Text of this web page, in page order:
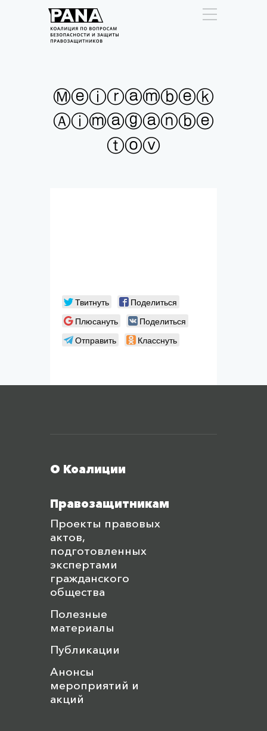
Ⓜⓔⓘⓡⓐⓜⓑⓔⓚ
Ⓐⓘⓜⓐⓖⓐⓝⓑⓔ
ⓣⓞⓥ
Твитнуть
Поделиться
Плюсануть
Поделиться
Отправить
Класснуть
О Коалиции
Правозащитникам
Проекты правовых
актов,
подготовленных
экспертами
гражданского
общества
Полезные
материалы
Публикации
Анонсы
мероприятий и
акций